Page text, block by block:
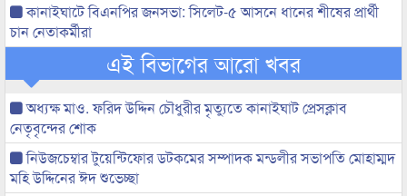
কানাইঘাটে বিএনপির জনসভা: সিলেট-৫ আসনে ধানের শীষের প্রার্থী
চান নেতাকর্মীরা
এই বিভাগের আরো খবর
অধ্যক্ষ মাও. ফরিদ উদ্দিন চৌধুরীর মৃত্যুতে কানাইঘাট প্রেসক্লাব
নেতৃবৃন্দের শোক
নিউজচেম্বার টুয়েন্টিফোর ডটকমের সম্পাদক মন্ডলীর সভাপতি মোহাম্মদ
মহি উদ্দিনের ঈদ শুভেচ্ছা